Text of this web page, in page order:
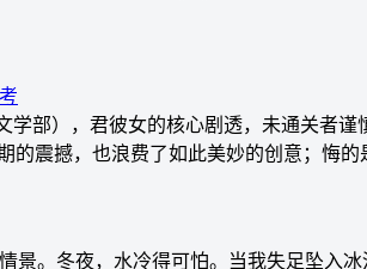
文学部），君彼女的核心剧透，未通关
的震撼，也浪费了如此美妙的创意；悔
景。冬夜，水冷得可怕。当我失足坠